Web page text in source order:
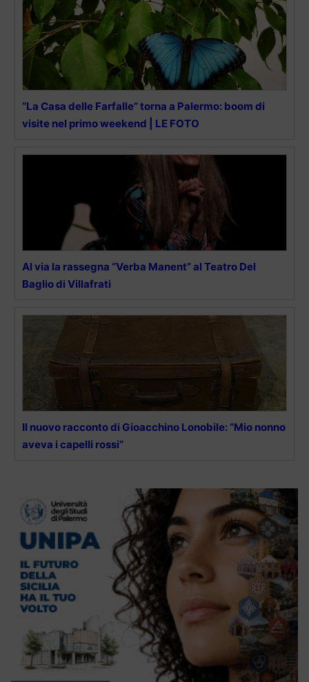
“La Casa delle Farfalle” torna a Palermo: boom di
visite nel primo weekend | LE FOTO
Al via la rassegna “Verba Manent” al Teatro Del
Baglio di Villafrati
Il nuovo racconto di Gioacchino Lonobile: “Mio nonno
aveva i capelli rossi”